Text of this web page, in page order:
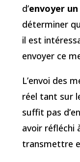
d’envoyer un
déterminer
il est
envoyer ce
L’envoi des
réel tant sur
suffit pas
avoir réfléchi
transmettre